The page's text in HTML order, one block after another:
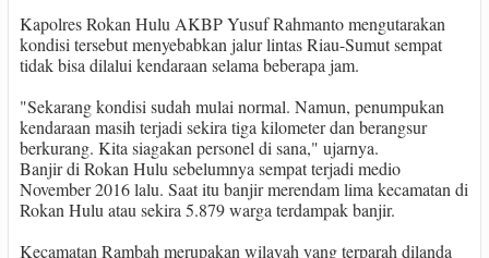
Kapolres Rokan Hulu AKBP Yusuf Rahmanto mengutarakan
kondisi tersebut menyebabkan jalur lintas Riau-Sumut sempat
tidak bisa dilalui kendaraan selama beberapa jam.
"Sekarang kondisi sudah mulai normal. Namun, penumpukan
kendaraan masih terjadi sekira tiga kilometer dan berangsur
berkurang. Kita siagakan personel di sana," ujarnya.
Banjir di Rokan Hulu sebelumnya sempat terjadi medio
November 2016 lalu. Saat itu banjir merendam lima kecamatan di
Rokan Hulu atau sekira 5.879 warga terdampak banjir.
Kecamatan Rambah merupakan wilayah yang terparah dilanda